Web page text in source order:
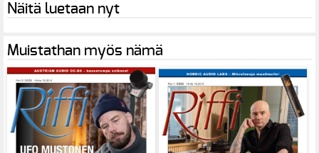
Näitä luetaan nyt
Muistathan myös nämä